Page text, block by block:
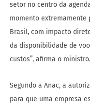
setor no centro da
momento extremamente
Brasil, com impacto
da disponibilidade de
custos”, afirma o ministro.
Segundo a Anac, a
para que uma empresa